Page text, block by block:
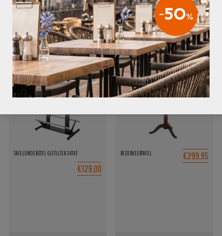
– totale breedte: 138 cm
GERELATEERDE PRODUCTEN
TAFELONDERSTEL GIETIJZER 341XF
€129,00
RESERVEERTAFEL €299,95